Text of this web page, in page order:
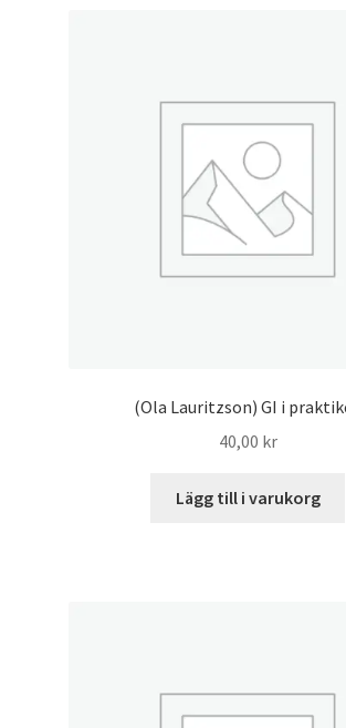
(Ola Lauritzson) GI i
40,00 kr
Lägg till i varukorg